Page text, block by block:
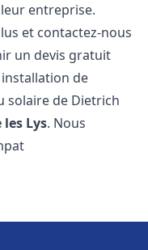
entreprise.
et contactez-nous
un devis gratuit
de
solaire de Dietrich
Lys. Nous